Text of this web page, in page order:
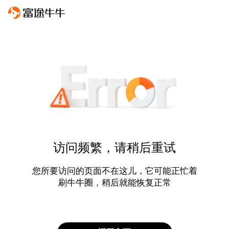
访问频繁，请稍后重试
您所要访问的页面不在这儿，它可能正忙着
刷牛牛圈，稍后就能恢复正常